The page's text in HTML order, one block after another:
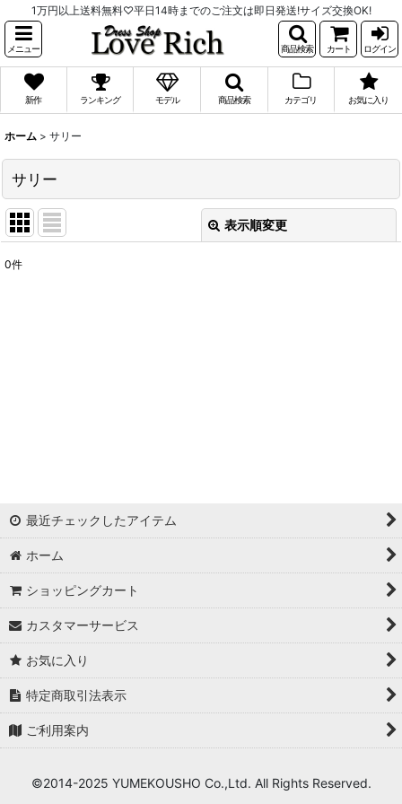
1万円以上送料無料♡平日14時までのご注文は即日発送!サイズ交換OK!
メニュー 商品検索 カート ログイン
新作 ランキング モデル 商品検索 カテゴリ お気に入り
ホーム > サリー
サリー
表示順変更
0件
最近チェックしたアイテム
ホーム
ショッピングカート
カスタマーサービス
お気に入り
特定商取引法表示
ご利用案内
©2014-2025 YUMEKOUSHO Co.,Ltd. All Rights Reserved.